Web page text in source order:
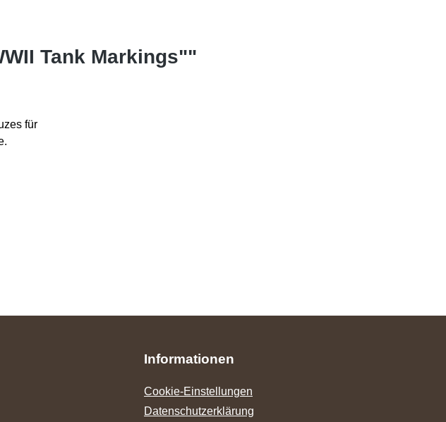
Tank Markings""
für
Informationen
Cookie-Einstellungen
Datenschutzerklärung